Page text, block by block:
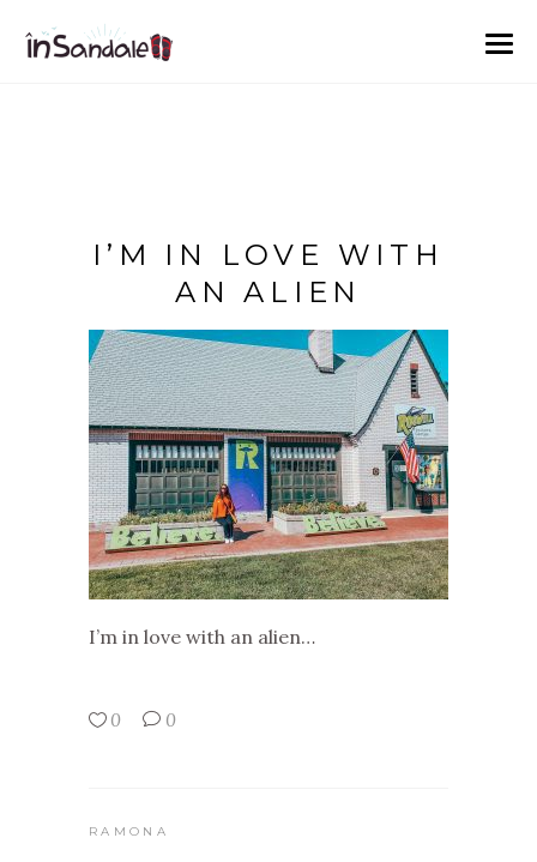
I’M IN LOVE WITH
AN ALIEN
I’m in love with an alien…
0 0
RAMONA